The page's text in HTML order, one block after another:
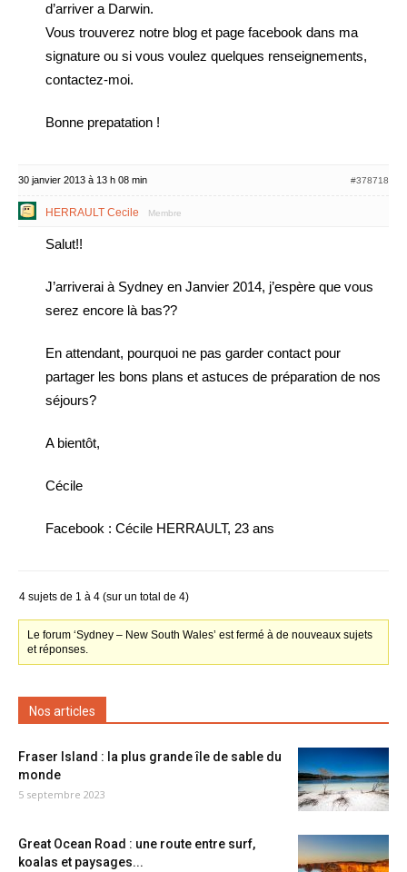
d’arriver a Darwin.
Vous trouverez notre blog et page facebook dans ma
signature ou si vous voulez quelques renseignements,
contactez-moi.
Bonne prepatation !
30 janvier 2013 à 13 h 08 min #378718
HERRAULT Cecile Membre
Salut!!
J’arriverai à Sydney en Janvier 2014, j’espère que vous
serez encore là bas??
En attendant, pourquoi ne pas garder contact pour
partager les bons plans et astuces de préparation de nos
séjours?
A bientôt,
Cécile
Facebook : Cécile HERRAULT, 23 ans
4 sujets de 1 à 4 (sur un total de 4)
Le forum ‘Sydney – New South Wales’ est fermé à de nouveaux sujets
et réponses.
Nos articles
Fraser Island : la plus grande île de sable du
monde
5 septembre 2023
Great Ocean Road : une route entre surf,
koalas et paysages...